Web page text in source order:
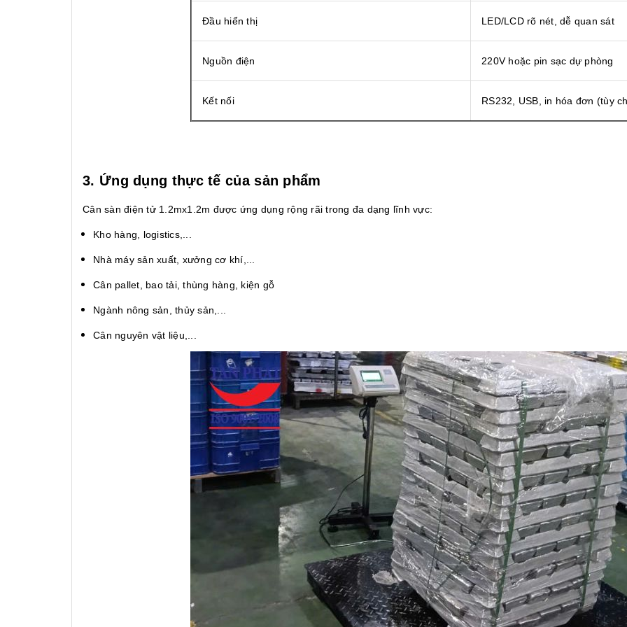
Đầu hiển thị LED/LCD rõ nét, dễ quan sát
Nguồn điện 220V hoặc pin sạc dự phòng
Kết nối RS232, USB, in hóa đơn (tùy
3. Ứng dụng thực tế của sản phẩm
Cân sàn điện tử 1.2mx1.2m được ứng dụng rộng rãi trong đa dạng lĩnh vực:
Kho hàng, logistics,...
Nhà máy sản xuất, xưởng cơ khí,...
Cân pallet, bao tải, thùng hàng, kiện gỗ
Ngành nông sản, thủy sản,...
Cân nguyên vật liệu,...